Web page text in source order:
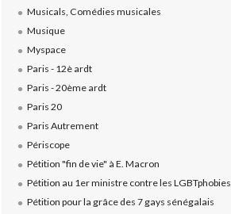
Musicals, Comédies musicales
Musique
Myspace
Paris - 12è ardt
Paris - 20ème ardt
Paris 20
Paris Autrement
Périscope
Pétition "fin de vie" à E. Macron
Pétition au 1er ministre contre les LGBTphobies
Pétition pour la grâce des 7 gays sénégalais